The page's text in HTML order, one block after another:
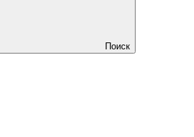
Поиск